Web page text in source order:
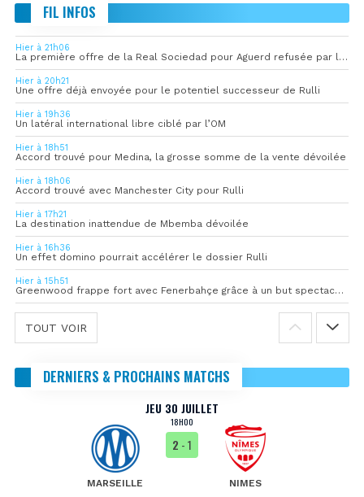
FIL INFOS
Hier à 21h06
La première offre de la Real Sociedad pour Aguerd refusée par l’OM
Hier à 20h21
Une offre déjà envoyée pour le potentiel successeur de Rulli
Hier à 19h36
Un latéral international libre ciblé par l’OM
Hier à 18h51
Accord trouvé pour Medina, la grosse somme de la vente dévoilée
Hier à 18h06
Accord trouvé avec Manchester City pour Rulli
Hier à 17h21
La destination inattendue de Mbemba dévoilée
Hier à 16h36
Un effet domino pourrait accélérer le dossier Rulli
Hier à 15h51
Greenwood frappe fort avec Fenerbahçe grâce à un but spectaculaire
TOUT VOIR
DERNIERS & PROCHAINS MATCHS
JEU 30 JUILLET
18H00
MARSEILLE
2 - 1
NIMES